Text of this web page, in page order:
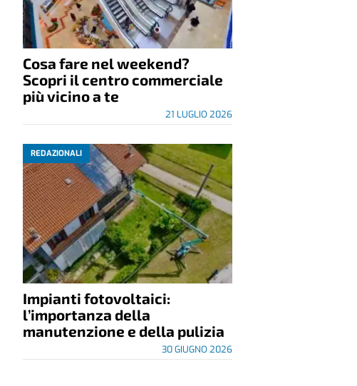
Cosa fare nel weekend?
Scopri il centro commerciale
più vicino a te
21 LUGLIO 2026
REDAZIONALI
Impianti fotovoltaici:
l’importanza della
manutenzione e della pulizia
30 GIUGNO 2026